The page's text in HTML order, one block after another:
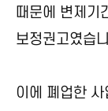
때문에 변제기
보정권고였습
이에 폐업한